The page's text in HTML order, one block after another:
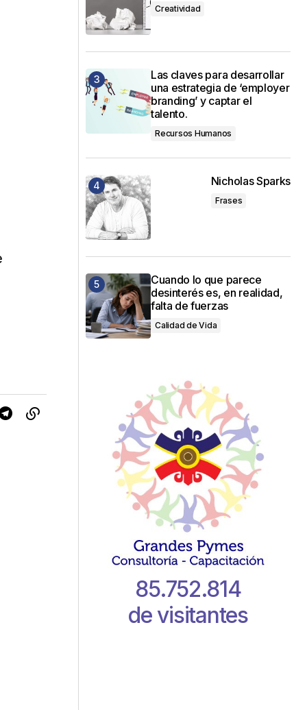
Creatividad
Las claves para desarrollar
una estrategia de ‘employer
branding’ y captar el
talento.
Recursos Humanos
Nicholas Sparks
Frases
Cuando lo que parece
desinterés es, en realidad,
falta de fuerzas
Calidad de Vida
85.752.814
de visitantes